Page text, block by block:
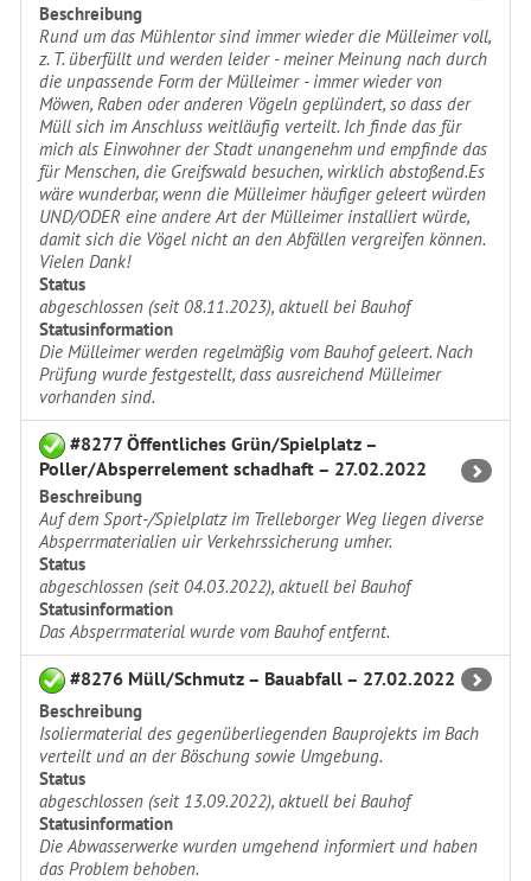
Beschreibung
Rund um das Mühlentor sind immer wieder die Mülleimer voll,
z. T. überfüllt und werden leider - meiner Meinung nach durch
die unpassende Form der Mülleimer - immer wieder von
Möwen, Raben oder anderen Vögeln geplündert, so dass der
Müll sich im Anschluss weitläufig verteilt. Ich finde das für
mich als Einwohner der Stadt unangenehm und empfinde das
für Menschen, die Greifswald besuchen, wirklich abstoßend.Es
wäre wunderbar, wenn die Mülleimer häufiger geleert würden
UND/ODER eine andere Art der Mülleimer installiert würde,
damit sich die Vögel nicht an den Abfällen vergreifen können.
Vielen Dank!
Status
abgeschlossen (seit 08.11.2023), aktuell bei Bauhof
Statusinformation
Die Mülleimer werden regelmäßig vom Bauhof geleert. Nach
Prüfung wurde festgestellt, dass ausreichend Mülleimer
vorhanden sind.
#8277 Öffentliches Grün/Spielplatz –
Poller/Absperrelement schadhaft – 27.02.2022
Beschreibung
Auf dem Sport-/Spielplatz im Trelleborger Weg liegen diverse
Absperrmaterialien uir Verkehrssicherung umher.
Status
abgeschlossen (seit 04.03.2022), aktuell bei Bauhof
Statusinformation
Das Absperrmaterial wurde vom Bauhof entfernt.
#8276 Müll/Schmutz – Bauabfall – 27.02.2022
Beschreibung
Isoliermaterial des gegenüberliegenden Bauprojekts im Bach
verteilt und an der Böschung sowie Umgebung.
Status
abgeschlossen (seit 13.09.2022), aktuell bei Bauhof
Statusinformation
Die Abwasserwerke wurden umgehend informiert und haben
das Problem behoben.